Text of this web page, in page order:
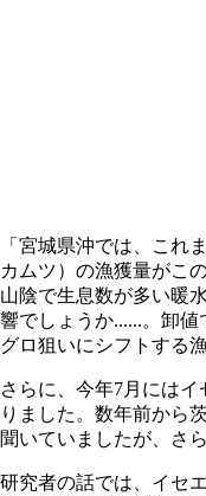
「宮城県沖では、これ
カムツ）の漁獲量がこ
山陰で生息数が多い暖
響でしょうか......。卸値
グロ狙いにシフトする
さらに、今年7月には
りました。数年前から
聞いていましたが、さ
研究者の話では、イセ